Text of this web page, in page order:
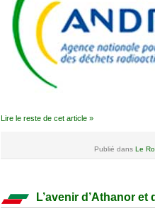
Lire le reste de cet article »
Publié dans Le
L’avenir d’Athanor